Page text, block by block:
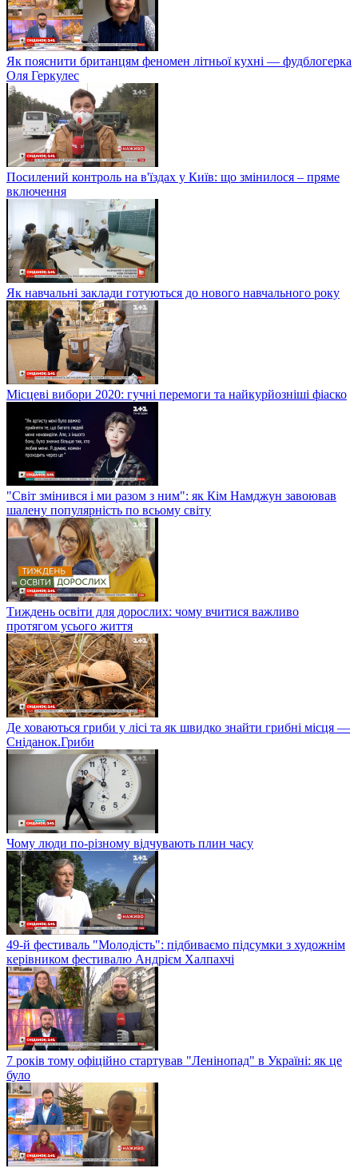
Як пояснити британцям феномен літньої кухні — фудблогерка
Оля Геркулес
Посилений контроль на в'їздах у Київ: що змінилося – пряме
включення
Як навчальні заклади готуються до нового навчального року
Місцеві вибори 2020: гучні перемоги та найкурйозніші фіаско
"Світ змінився і ми разом з ним": як Кім Намджун завоював
шалену популярність по всьому світу
Тиждень освіти для дорослих: чому вчитися важливо
протягом усього життя
Де ховаються гриби у лісі та як швидко знайти грибні місця —
Сніданок.Гриби
Чому люди по-різному відчувають плин часу
49-й фестиваль "Молодість": підбиваємо підсумки з художнім
керівником фестивалю Андрієм Халпахчі
7 років тому офіційно стартував "Ленінопад" в Україні: як це
було